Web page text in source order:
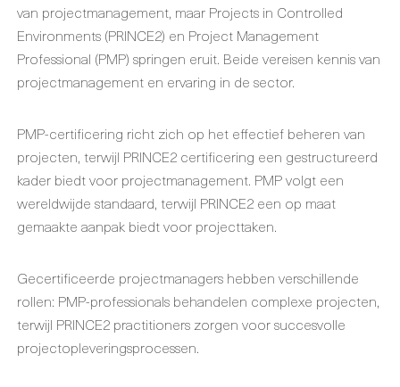
van projectmanagement, maar Projects in Controlled
Environments (PRINCE2) en Project Management
Professional (PMP) springen eruit. Beide vereisen kennis van
projectmanagement en ervaring in de sector.
PMP-certificering richt zich op het effectief beheren van
projecten, terwijl PRINCE2 certificering een gestructureerd
kader biedt voor projectmanagement. PMP volgt een
wereldwijde standaard, terwijl PRINCE2 een op maat
gemaakte aanpak biedt voor projecttaken.
Gecertificeerde projectmanagers hebben verschillende
rollen: PMP-professionals behandelen complexe projecten,
terwijl PRINCE2 practitioners zorgen voor succesvolle
projectopleveringsprocessen.